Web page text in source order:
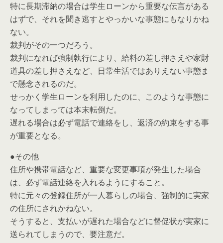
特に長期滞納の場合は学生ローンから重要な伝言がある
はずで、それを聞き逃すとやっかいな事態にもなりかね
ない。
裁判がその一つだろう。
裁判になれば強制執行により、給料の差し押さえや家財
道具の差し押さえなど、日常生活ではありえない事態ま
で懸念されるのだ。
せっかく学生ローンを利用したのに、このような事態に
なってしまっては本末転倒だ。
遅れる場合は必ず電話で連絡をし、返済の約束をする事
が重要となる。
●その他
住所や携帯電話など、重要な変更事項が発生した場合
は、必ず電話連絡を入れるようにすること。
特に元々の登録住所が一人暮らしの場合、強制的に実家
の住所にされかねない。
そうすると、支払いが遅れた場合などに督促状が実家に
送られてしまうので、要注意だ。